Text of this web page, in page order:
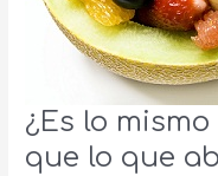
¿Es lo
que lo que